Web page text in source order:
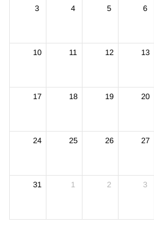
3 4 5 6
10 11 12 13
17 18 19 20
24 25 26 27
31 1 2 3